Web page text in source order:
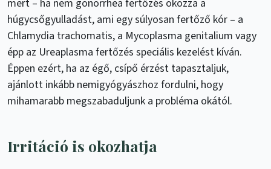
mert – ha nem gonorrhea fertőzés okozza a
húgycsőgyulladást, ami egy súlyosan fertőző kór – a
Chlamydia trachomatis, a Mycoplasma genitalium vagy
épp az Ureaplasma fertőzés speciális kezelést kíván.
Éppen ezért, ha az égő, csípő érzést tapasztaljuk,
ajánlott inkább nemigyógyászhoz fordulni, hogy
mihamarabb megszabaduljunk a probléma okától.
Irritáció is okozhatja